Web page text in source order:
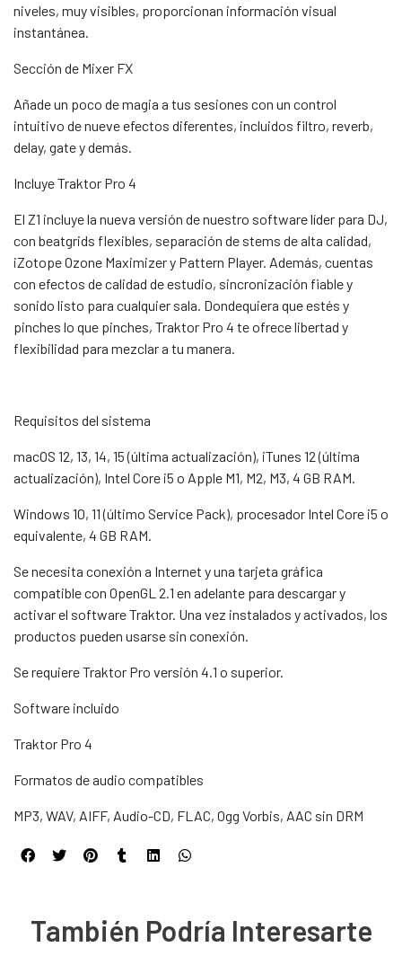
niveles, muy visibles, proporcionan información visual
instantánea.
Sección de Mixer FX
Añade un poco de magia a tus sesiones con un control
intuitivo de nueve efectos diferentes, incluidos filtro, reverb,
delay, gate y demás.
Incluye Traktor Pro 4
El Z1 incluye la nueva versión de nuestro software líder para DJ,
con beatgrids flexibles, separación de stems de alta calidad,
iZotope Ozone Maximizer y Pattern Player. Además, cuentas
con efectos de calidad de estudio, sincronización fiable y
sonido listo para cualquier sala. Dondequiera que estés y
pinches lo que pinches, Traktor Pro 4 te ofrece libertad y
flexibilidad para mezclar a tu manera.
Requisitos del sistema
macOS 12, 13, 14, 15 (última actualización), iTunes 12 (última
actualización), Intel Core i5 o Apple M1, M2, M3, 4 GB RAM.
Windows 10, 11 (último Service Pack), procesador Intel Core i5 o
equivalente, 4 GB RAM.
Se necesita conexión a Internet y una tarjeta gráfica
compatible con OpenGL 2.1 en adelante para descargar y
activar el software Traktor. Una vez instalados y activados, los
productos pueden usarse sin conexión.
Se requiere Traktor Pro versión 4.1 o superior.
Software incluido
Traktor Pro 4
Formatos de audio compatibles
MP3, WAV, AIFF, Audio-CD, FLAC, Ogg Vorbis, AAC sin DRM
También Podría Interesarte